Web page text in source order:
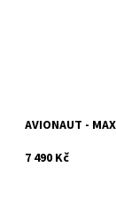
AVIONAUT -
7 490 Kč